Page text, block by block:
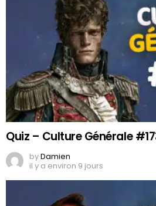
Quiz – Culture Générale
byDamien
il y a environ 9 jours